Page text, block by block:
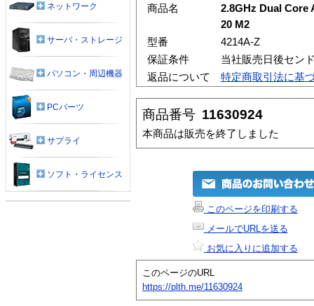
商品名
2.8GHz Dual Core
20 M2
型番
4214A-Z
保証条件
当社販売日後セン
返品について
特定商取引法に基
商品番号 11630924
本商品は販売を終了しました
このページを印刷する
メールでURLを送る
お気に入りに追加する
このページのURL
https://plth.me/11630924
ネットワーク
サーバ・ストレージ
パソコン・周辺機器
PCパーツ
サプライ
ソフト・ライセンス